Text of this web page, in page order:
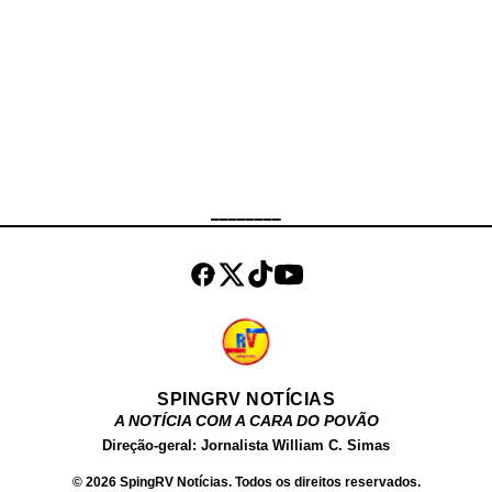
SPINGRV NOTÍCIAS
A NOTÍCIA COM A CARA DO POVÃO
Direção-geral: Jornalista William C. Simas
© 2026 SpingRV Notícias. Todos os direitos reservados.